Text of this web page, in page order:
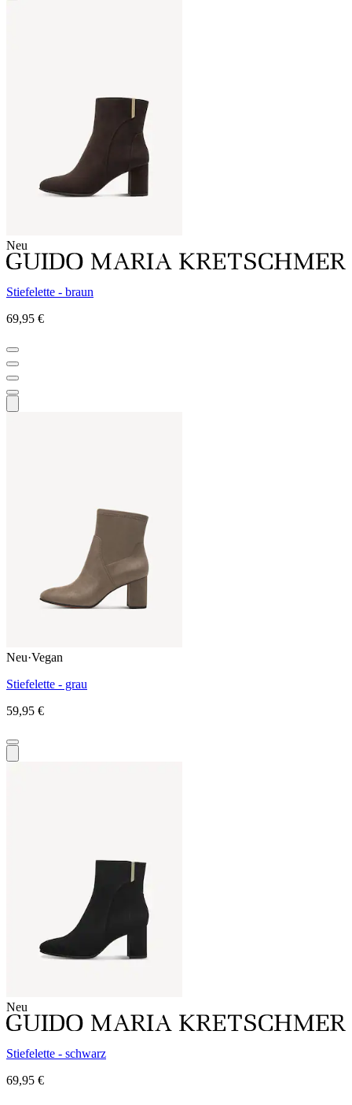
Neu
Stiefelette - braun
69,95 €
Neu·Vegan
Stiefelette - grau
59,95 €
Neu
Stiefelette - schwarz
69,95 €